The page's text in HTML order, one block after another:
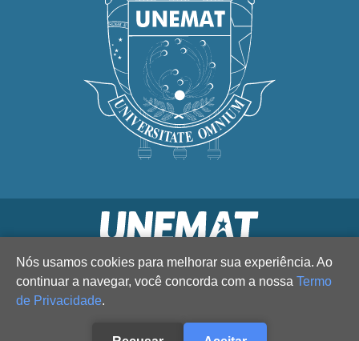
Nós usamos cookies para melhorar sua experiência. Ao
continuar a navegar, você concorda com a nossa Termo
de Privacidade.